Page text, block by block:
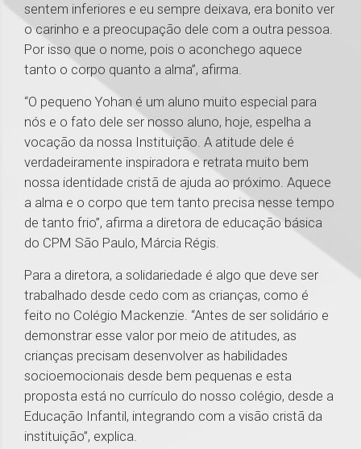
sentem inferiores e eu sempre deixava, era bonito ver
o carinho e a preocupação dele com a outra pessoa.
Por isso que o nome, pois o aconchego aquece
tanto o corpo quanto a alma”, afirma.
“O pequeno Yohan é um aluno muito especial para
nós e o fato dele ser nosso aluno, hoje, espelha a
vocação da nossa Instituição. A atitude dele é
verdadeiramente inspiradora e retrata muito bem
nossa identidade cristã de ajuda ao próximo. Aquece
a alma e o corpo que tem tanto precisa nesse tempo
de tanto frio”, afirma a diretora de educação básica
do CPM São Paulo, Márcia Régis.
Para a diretora, a solidariedade é algo que deve ser
trabalhado desde cedo com as crianças, como é
feito no Colégio Mackenzie. “Antes de ser solidário e
demonstrar esse valor por meio de atitudes, as
crianças precisam desenvolver as habilidades
socioemocionais desde bem pequenas e esta
proposta está no currículo do nosso colégio, desde a
Educação Infantil, integrando com a visão cristã da
instituição”, explica.